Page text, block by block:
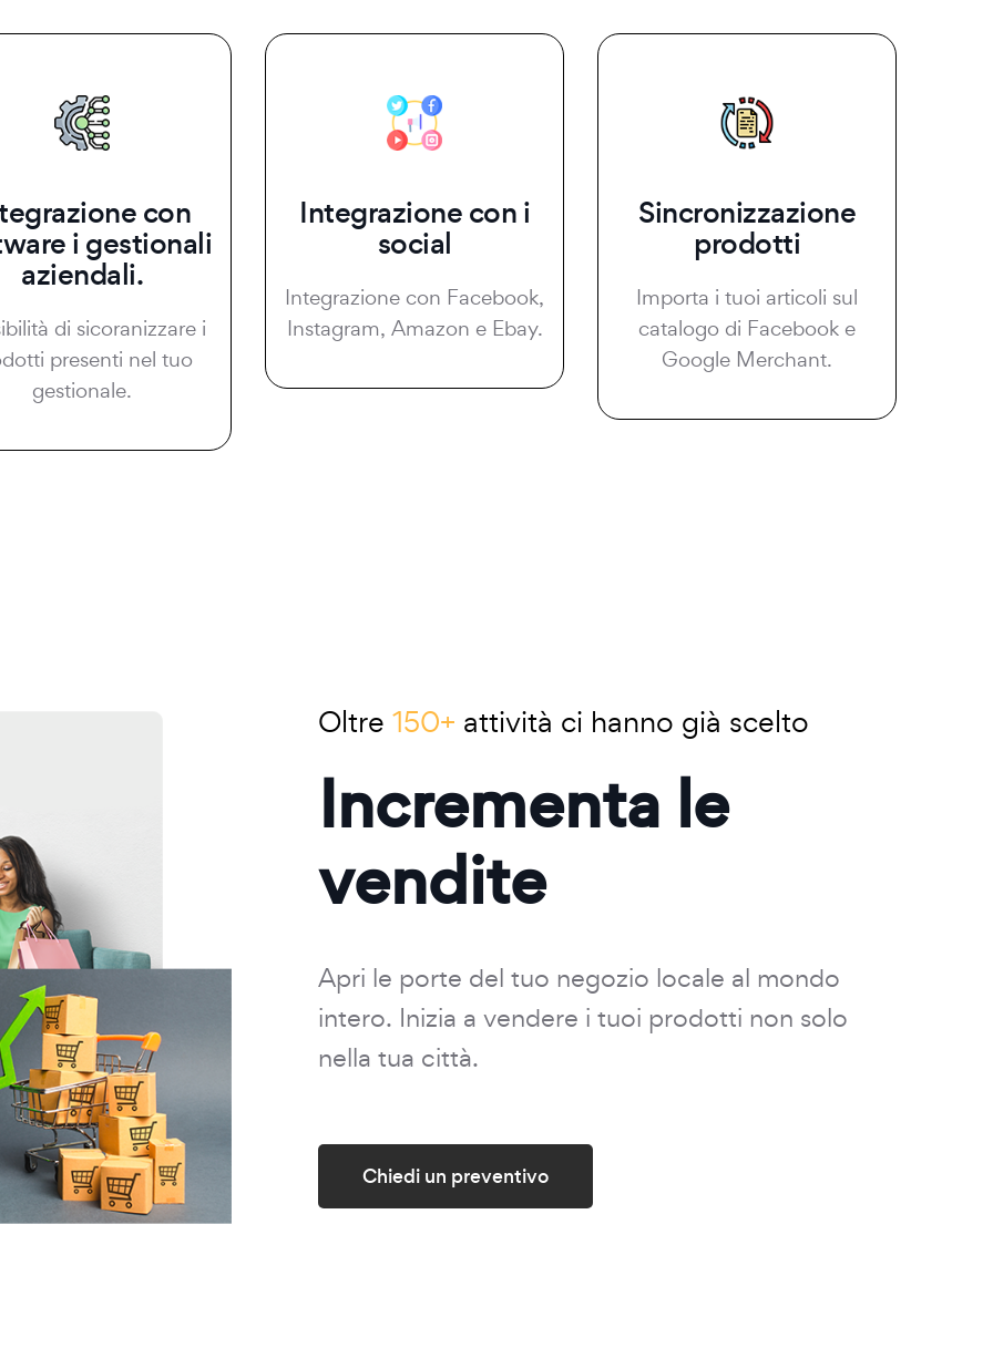
con
i gestionali
aziendali.
di sicoranizzare i
presenti nel tuo
gestionale.
Integrazione con i
social
Integrazione con Facebook,
Instagram, Amazon e Ebay.
Sincronizzazione
prodotti
Importa i tuoi articoli sul
catalogo di Facebook e
Google Merchant.
Oltre 150+ attività ci hanno già scelto
Incrementa le
vendite
Apri le porte del tuo negozio locale al mondo
intero. Inizia a vendere i tuoi prodotti non solo
nella tua città.
Chiedi un preventivo